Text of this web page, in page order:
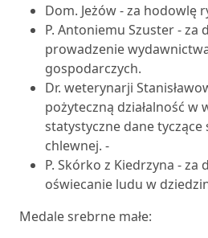
Dom. Jeżów - za hodowlę
P. Antoniemu Szuster - za
prowadzenie
gospodarczych.
Dr. weterynarji
pożyteczną działalność w
statystyczne dane
chlewnej. -
P. Skórko z Kiedrzyna - za
oświecanie ludu w
Medale srebrne małe: